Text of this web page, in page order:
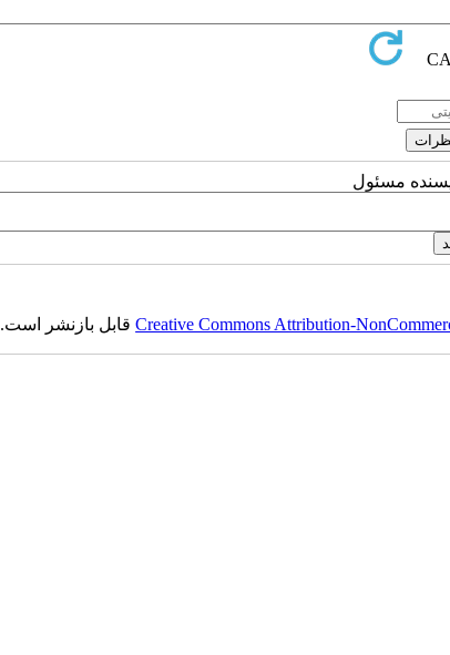
مسئول
Creative Commons Attribution-قابل بازنشر است.